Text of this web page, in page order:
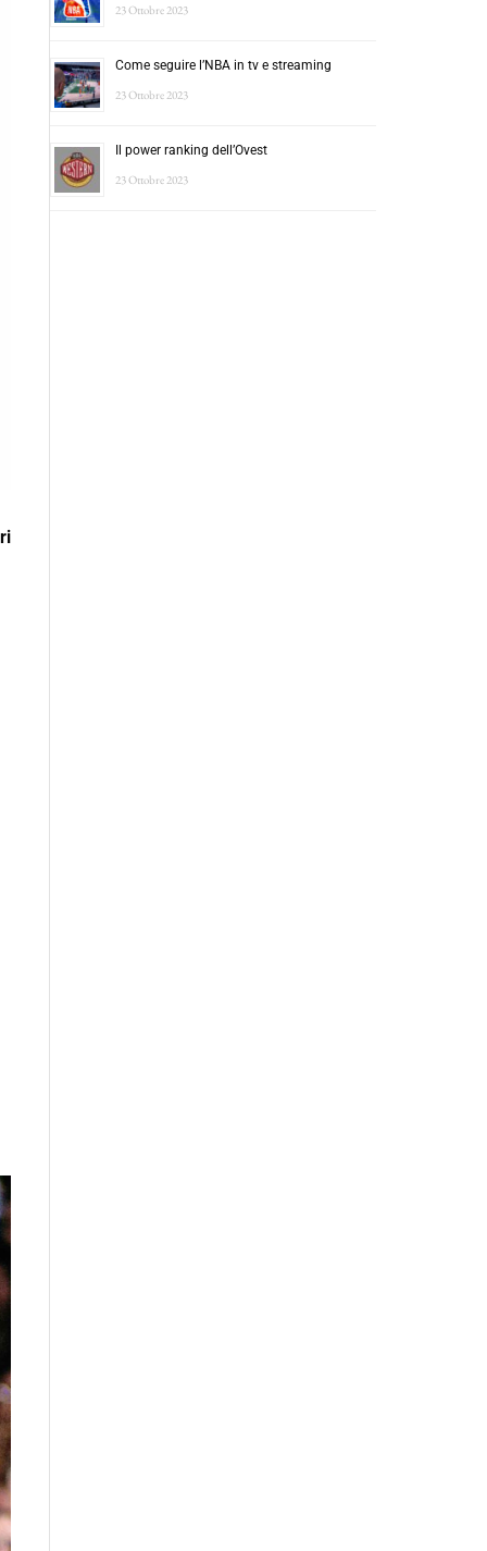
23 Ottobre 2023
Come seguire l’NBA in tv e streaming
23 Ottobre 2023
Il power ranking dell’Ovest
23 Ottobre 2023